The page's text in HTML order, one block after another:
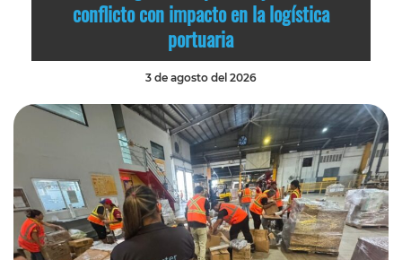
conflicto con impacto en la logística
portuaria
3 de agosto del 2026